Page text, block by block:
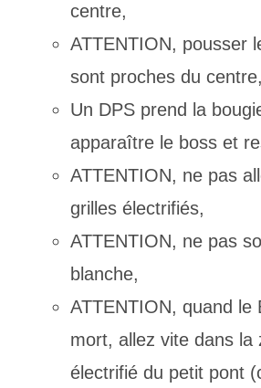
centre,
ATTENTION, pousser
sont proches du centre,
Un DPS prend la
apparaître le boss et
ATTENTION, ne pas
grilles électrifiés,
ATTENTION, ne pas
blanche,
ATTENTION, quand le
mort, allez vite dans la
électrifié du petit pont